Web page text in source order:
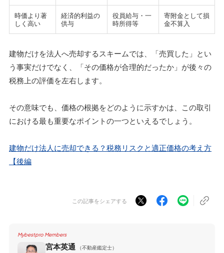
時価より著
しく高い
経済的利益の
供与
役員給与・一
時所得等
寄附金として損
金不算入
建物だけを法人へ売却するスキームでは、「売買した」とい
う事実だけでなく、「その価格が合理的だったか」が後々の
税務上の評価を左右します。
その意味でも、価格の根拠をどのように示すかは、この取引
における最も重要なポイントの一つといえるでしょう。
建物だけ法人に売却できる？税務リスクと適正価格の考え方
【後編
この記事をシェアする
Mybestpro Members
宮本英通
（不動産鑑定士）